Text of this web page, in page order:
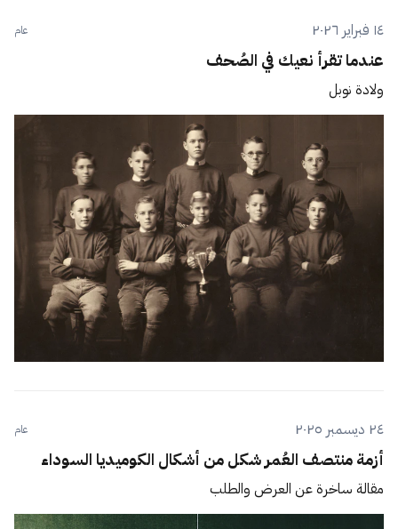
١٤ فبراير ٢٠٢٦ عام
عندما تقرأ نعيك في الصُحف
ولادة نوبل
٢٤ ديسمبر ٢٠٢٥ عام
أزمة منتصف العُمر شكل من أشكال الكوميديا السوداء
مقالة ساخرة عن العرض والطلب